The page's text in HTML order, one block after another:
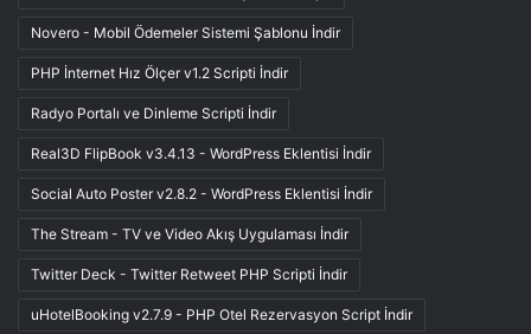
Novero - Mobil Ödemeler Sistemi Şablonu İndir
PHP İnternet Hız Ölçer v1.2 Scripti İndir
Radyo Portalı ve Dinleme Scripti İndir
Real3D FlipBook v3.4.13 - WordPress Eklentisi İndir
Social Auto Poster v2.8.2 - WordPress Eklentisi İndir
The Stream - TV ve Video Akış Uygulaması İndir
Twitter Deck - Twitter Retweet PHP Scripti İndir
uHotelBooking v2.7.9 - PHP Otel Rezervasyon Script İndir